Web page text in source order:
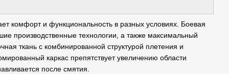
комфорт и функциональность в разных условиях. Боевая
производственные технологии, а также максимальный
ткань с комбинированной структурой плетения и
каркас препятствует увеличению области
после смятия.